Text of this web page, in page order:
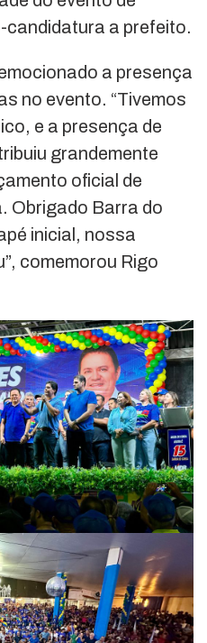
candidatura a prefeito.
a presença
no evento. “Tivemos
e a presença de
grandemente
oficial de
Obrigado Barra do
inicial, nossa
comemorou Rigo